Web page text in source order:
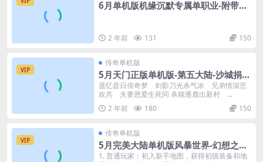
6月单机版机缘沉默专属单职业-附带G
2 年前 131 150
VIP
传奇单机版
5月天门正版单机版-第五大陆-沙城捐
献-狂暴之力-附带GM后台
遥忆昔日传奇梦 剑影刀光杀气浓 兄弟情深悲
欢共 夫妻恩爱生死同 杀猫逐鹿出新村 ...
2 年前
180 150
VIP
传奇单机版
5月完美大陆单机版风暴世界-幻想之旅-
神魔之体-装备强化-附带GM后台
1. 普通玩家：初入新手地图，获得初级装备和地